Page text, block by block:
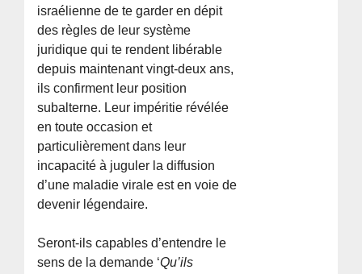
israélienne de te garder en dépit
des règles de leur système
juridique qui te rendent libérable
depuis maintenant vingt-deux ans,
ils confirment leur position
subalterne. Leur impéritie révélée
en toute occasion et
particulièrement dans leur
incapacité à juguler la diffusion
d’une maladie virale est en voie de
devenir légendaire.
Seront-ils capables d’entendre le
sens de la demande ‘Qu’ils